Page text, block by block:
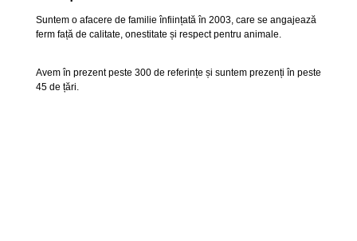
Suntem o afacere de familie înființată în 2003, care se angajează
ferm față de calitate, onestitate și respect pentru animale.
Avem în prezent peste 300 de referințe și suntem prezenți în peste
45 de țări.